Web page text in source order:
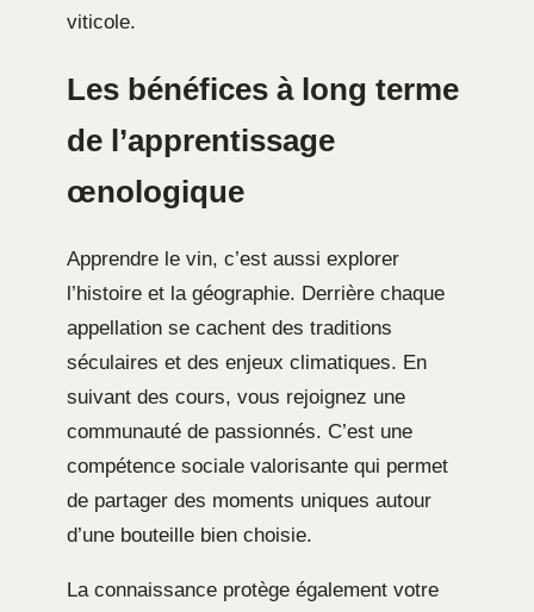
viticole.
Les bénéfices à long terme
de l’apprentissage
œnologique
Apprendre le vin, c’est aussi explorer
l’histoire et la géographie. Derrière chaque
appellation se cachent des traditions
séculaires et des enjeux climatiques. En
suivant des cours, vous rejoignez une
communauté de passionnés. C’est une
compétence sociale valorisante qui permet
de partager des moments uniques autour
d’une bouteille bien choisie.
La connaissance protège également votre